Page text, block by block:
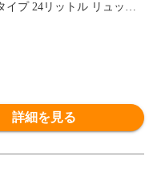
イプ 24リットル リュック
ル【 防水バック リュック
ック 無縫製バッグ アウト
】【翌日配達対象】
詳細を見る